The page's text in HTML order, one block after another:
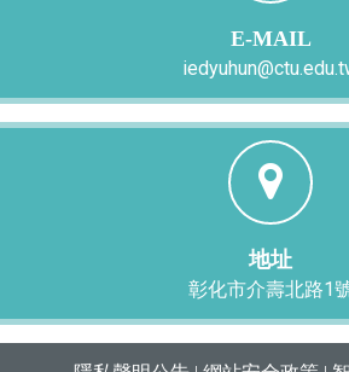
E-MAIL
地址
彰化市介壽北路1